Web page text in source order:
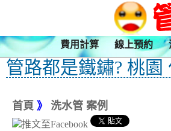
費用計算 線上預約
管路都是鐵鏽? 桃園
首頁 》 洗水管 案例